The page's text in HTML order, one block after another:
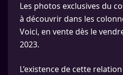
Les photos exclusives du
à découvrir dans les
Voici, en vente dès le
2023.
L’existence de cette